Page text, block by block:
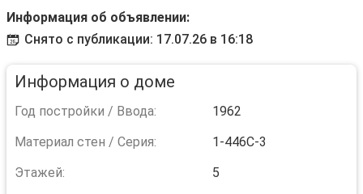
Информация об объявлении:
Снято с публикации: 17.07.26 в 16:18
Информация о доме
Год постройки / Ввода:
1962
Материал стен / Серия:
1-446С-3
Этажей:
5